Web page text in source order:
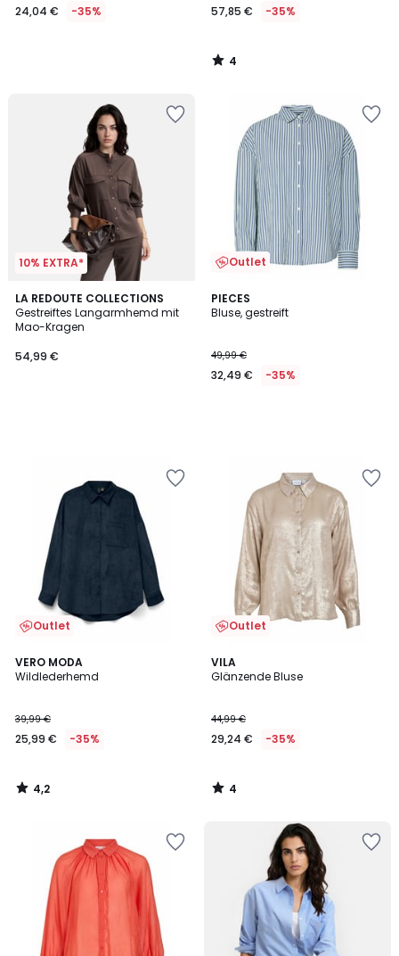
24,04 € -35% 57,85 € -35%
4
/
10% EXTRA*
LA REDOUTE COLLECTIONS
Gestreiftes Langarmhemd mit
Mao-Kragen
54,99 €
Outlet
PIECES
Bluse, gestreift
49,99 €
32,49 € -35%
Outlet
VERO MODA
Wildlederhemd
39,99 €
25,99 € -35%
4,2
/ 5
4,2
/
Outlet
VILA
Glänzende Bluse
44,99 €
29,24 € -35%
4
/
4
/